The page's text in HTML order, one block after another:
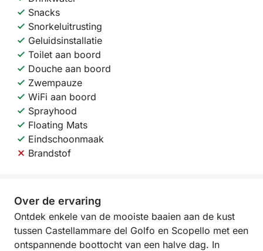
Snacks
Snorkeluitrusting
Geluidsinstallatie
Toilet aan boord
Douche aan boord
Zwempauze
WiFi aan boord
Sprayhood
Floating Mats
Eindschoonmaak
Brandstof
Over de ervaring
Ontdek enkele van de mooiste baaien aan de kust
tussen Castellammare del Golfo en Scopello met een
ontspannende boottocht van een halve dag. In